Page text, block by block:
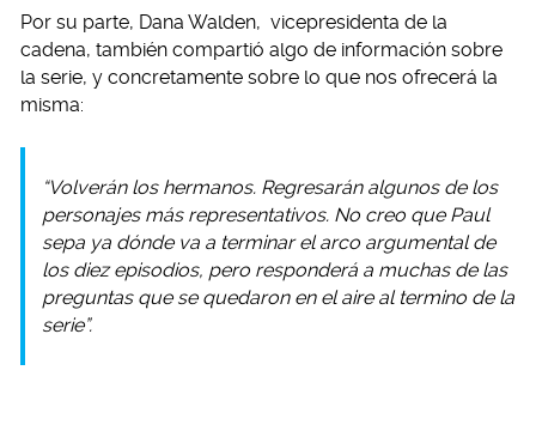
Por su parte, Dana Walden, vicepresidenta de la
cadena, también compartió algo de información sobre
la serie, y concretamente sobre lo que nos ofrecerá la
misma:
“Volverán los hermanos. Regresarán algunos de los
personajes más representativos. No creo que Paul
sepa ya dónde va a terminar el arco argumental de
los diez episodios, pero responderá a muchas de las
preguntas que se quedaron en el aire al termino de la
serie”.